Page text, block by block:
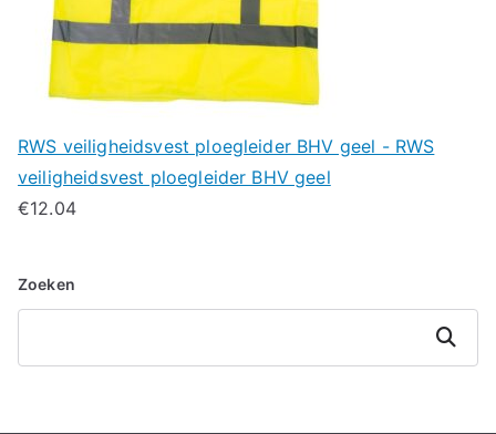
RWS veiligheidsvest ploegleider BHV geel - RWS
veiligheidsvest ploegleider BHV geel
€12.04
Zoeken
Zoeken